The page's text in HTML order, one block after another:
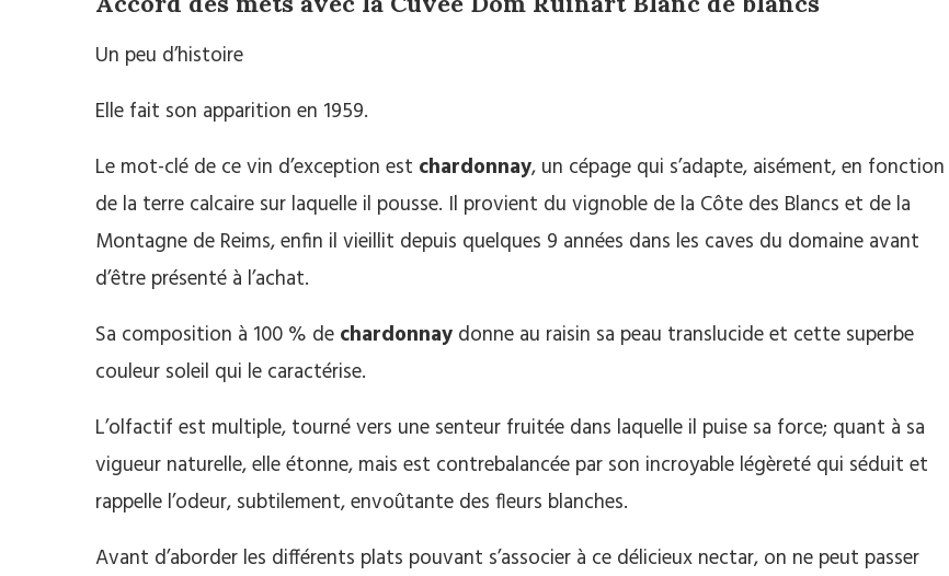
Un peu d’histoire
Elle fait son apparition en 1959.
Le mot-clé de ce vin d’exception est chardonnay, un cépage qui s’adapte, aisément, en fonction
de la terre calcaire sur laquelle il pousse. Il provient du vignoble de la Côte des Blancs et de la
Montagne de Reims, enfin il vieillit depuis quelques 9 années dans les caves du domaine avant
d’être présenté à l’achat.
Sa composition à 100 % de chardonnay donne au raisin sa peau translucide et cette superbe
couleur soleil qui le caractérise.
L’olfactif est multiple, tourné vers une senteur fruitée dans laquelle il puise sa force; quant à sa
vigueur naturelle, elle étonne, mais est contrebalancée par son incroyable légèreté qui séduit et
rappelle l’odeur, subtilement, envoûtante des fleurs blanches.
Avant d’aborder les différents plats pouvant s’associer à ce délicieux nectar, on ne peut passer